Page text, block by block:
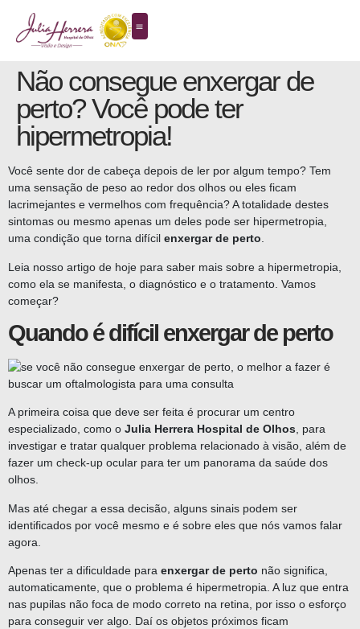
Não consegue enxergar de
perto? Você pode ter
hipermetropia!
Você sente dor de cabeça depois de ler por algum tempo? Tem
uma sensação de peso ao redor dos olhos ou eles ficam
lacrimejantes e vermelhos com frequência? A totalidade destes
sintomas ou mesmo apenas um deles pode ser hipermetropia,
uma condição que torna difícil enxergar de perto
Leia nosso artigo de hoje para saber mais sobre a hipermetropia,
como ela se manifesta, o diagnóstico e o tratamento. Vamos
começar?
Quando é difícil enxergar de perto
A primeira coisa que deve ser feita é procurar um centro
especializado, como o Julia Herrera Hospital de Olhos, para
investigar e tratar qualquer problema relacionado à visão, além de
fazer um check-up ocular para ter um panorama da saúde dos
olhos.
Mas até chegar a essa decisão, alguns sinais podem ser
identificados por você mesmo e é sobre eles que nós vamos falar
agora.
Apenas ter a dificuldade para enxergar de perto não significa,
automaticamente, que o problema é hipermetropia. A luz que entra
nas pupilas não foca de modo correto na retina, por isso o esforço
para conseguir ver algo. Daí os objetos próximos ficam